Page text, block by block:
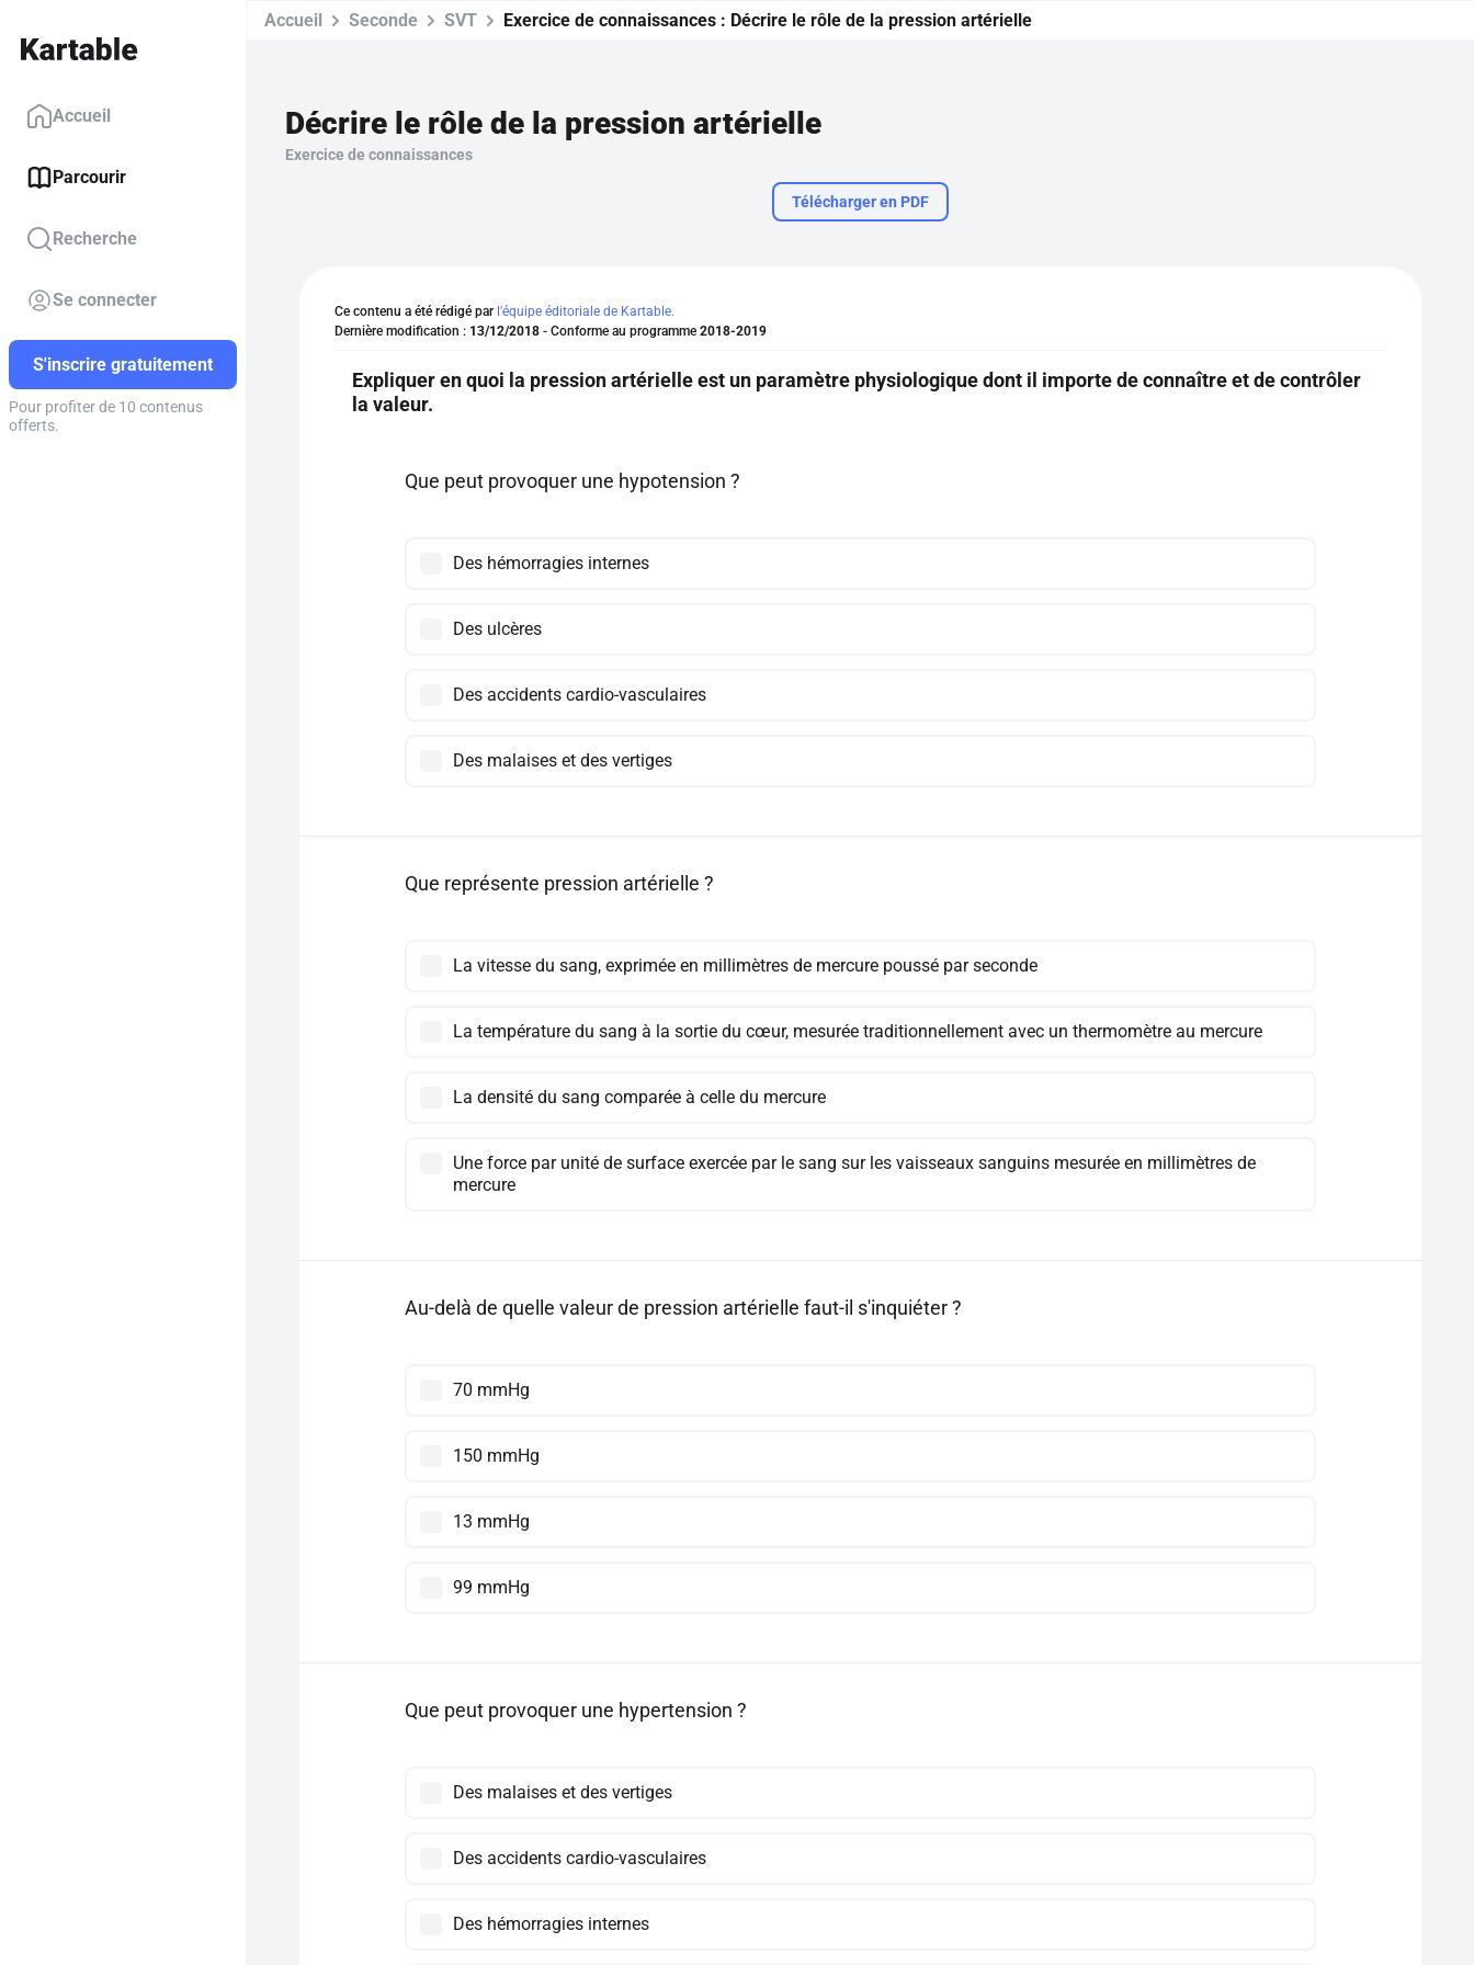
Accueil
Parcourir
Recherche
Se connecter
S'inscrire gratuitement
Pour profiter de 10 contenus
offerts.
Accueil Seconde SVT Exercice de connaissances : Décrire le rôle de la pression artérielle
Décrire le rôle de la pression artérielle
Exercice de connaissances
Télécharger en PDF
Ce contenu a été rédigé par l'équipe éditoriale de Kartable.
Dernière modification : 13/12/2018 - Conforme au programme 2018-2019
Expliquer en quoi la pression artérielle est un paramètre physiologique dont il importe de connaître et de contrôler
la valeur.
Que peut provoquer une hypotension ?
Des hémorragies internes
Des ulcères
Des accidents cardio-vasculaires
Des malaises et des vertiges
Que représente pression artérielle ?
La vitesse du sang, exprimée en millimètres de mercure poussé par seconde
La température du sang à la sortie du cœur, mesurée traditionnellement avec un thermomètre au mercure
La densité du sang comparée à celle du mercure
Une force par unité de surface exercée par le sang sur les vaisseaux sanguins mesurée en millimètres de
mercure
Au-delà de quelle valeur de pression artérielle faut-il s'inquiéter ?
70 mmHg
150 mmHg
13 mmHg
99 mmHg
Que peut provoquer une hypertension ?
Des malaises et des vertiges
Des accidents cardio-vasculaires
Des hémorragies internes